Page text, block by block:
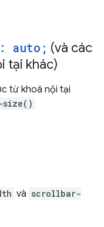
auto; (và các
tại khác)
từ khoá nội tại
size()
và scrollbar-